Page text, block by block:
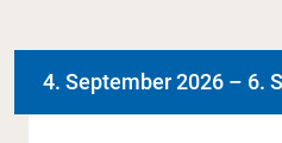
4. September 2026 – 6.